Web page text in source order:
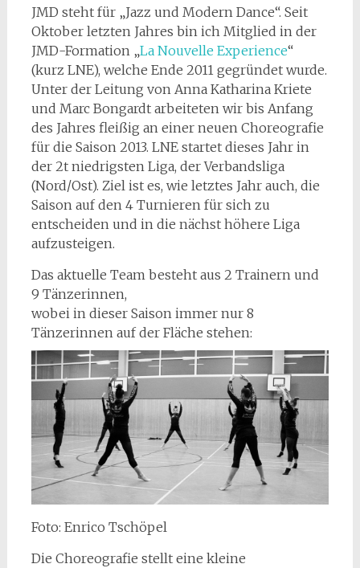
JMD steht für „Jazz und Modern Dance“. Seit
Oktober letzten Jahres bin ich Mitglied in der
JMD-Formation „La Nouvelle Experience“
(kurz LNE), welche Ende 2011 gegründet wurde.
Unter der Leitung von Anna Katharina Kriete
und Marc Bongardt arbeiteten wir bis Anfang
des Jahres fleißig an einer neuen Choreografie
für die Saison 2013. LNE startet dieses Jahr in
der 2t niedrigsten Liga, der Verbandsliga
(Nord/Ost). Ziel ist es, wie letztes Jahr auch, die
Saison auf den 4 Turnieren für sich zu
entscheiden und in die nächst höhere Liga
aufzusteigen.
Das aktuelle Team besteht aus 2 Trainern und
9 Tänzerinnen,
wobei in dieser Saison immer nur 8
Tänzerinnen auf der Fläche stehen:
Foto: Enrico Tschöpel
Die Choreografie stellt eine kleine